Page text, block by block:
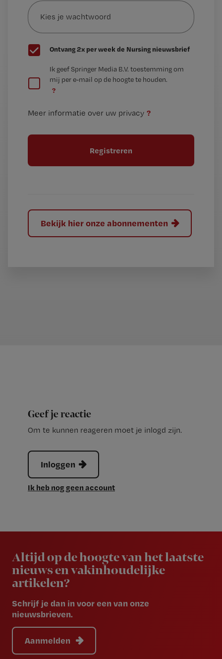
je
wachtwoord
G
e
t
Ontvang 2x per week de Nursing nieuwsbrief
e
t
l
Ik geef Springer Media B.V. toestemming om
mij per e-mail op de hoogte te houden.
?
Meer informatie over uw privacy ?
Bekijk hier onze abonnementen
Geef je reactie
Om te kunnen reageren moet je inlogd zijn.
Inloggen
Ik heb nog geen account
Altijd op de hoogte van het laatste
nieuws en vakinhoudelijke
artikelen?
Schrijf je dan in voor een van onze
nieuwsbrieven.
Aanmelden